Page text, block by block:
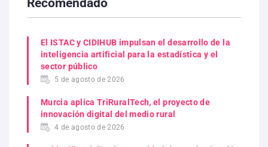
El ISTAC y CIDIHUB impulsan el desarrollo de la
inteligencia artificial para la estadística y el
sector público
5 de agosto de 2026
Murcia aplica TriRuralTech, el proyecto de
innovación digital del medio rural
4 de agosto de 2026